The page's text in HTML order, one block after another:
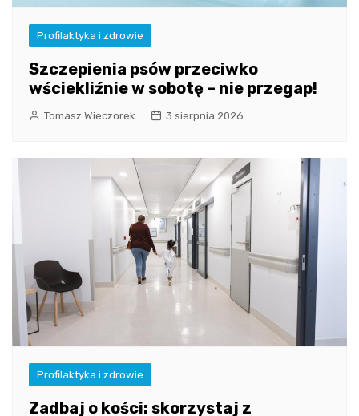
Profilaktyka i zdrowie
Szczepienia psów przeciwko
wściekliźnie w sobotę – nie przegap!
Tomasz Wieczorek 3 sierpnia 2026
Profilaktyka i zdrowie
Zadbaj o kości: skorzystaj z